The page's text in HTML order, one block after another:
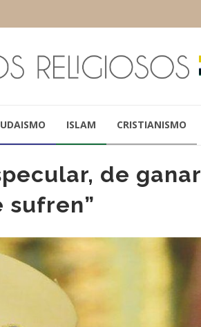
ISLAM CRISTIANISMO
de ganar
sufren”